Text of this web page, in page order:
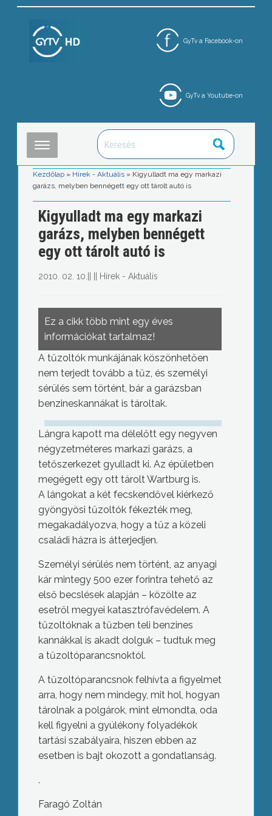
GyTv a Facebook-on
GyTv a Youtube-on
Kezdőlap » Hírek - Aktuális » Kigyulladt ma egy markazi
garázs, melyben bennégett egy ott tárolt autó is
Kigyulladt ma egy markazi
garázs, melyben bennégett
egy ott tárolt autó is
2010. 02. 10. Hírek - Aktuális
Ez a cikk több mint egy éves
információkat tartalmaz!
A tűzoltók munkájának köszönhetően
nem terjedt tovább a tűz, és személyi
sérülés sem történt, bár a garázsban
benzineskannákat is tároltak.
Lángra kapott ma délelőtt egy negyven
négyzetméteres markazi garázs, a
tetőszerkezet gyulladt ki. Az épületben
megégett egy ott tárolt Wartburg is.
A lángokat a két fecskendővel kiérkező
gyöngyösi tűzoltók fékezték meg,
megakadályozva, hogy a tűz a közeli
családi házra is átterjedjen.
Személyi sérülés nem történt, az anyagi
kár mintegy 500 ezer forintra tehető az
első becslések alapján – közölte az
esetről megyei katasztrófavédelem. A
tűzoltóknak a tűzben teli benzines
kannákkal is akadt dolguk – tudtuk meg
a tűzoltóparancsnoktól.
A tűzoltóparancsnok felhívta a figyelmet
arra, hogy nem mindegy, mit hol, hogyan
tárolnak a polgárok, mint elmondta, oda
kell figyelni a gyúlékony folyadékok
tartási szabályaira, hiszen ebben az
esetben is bajt okozott a gondatlanság.
.
Faragó Zoltán